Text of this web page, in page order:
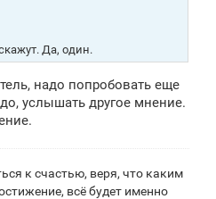
Да, один.
надо попробовать еще
услышать другое мнение.
к счастью, веря, что каким
всё будет именно